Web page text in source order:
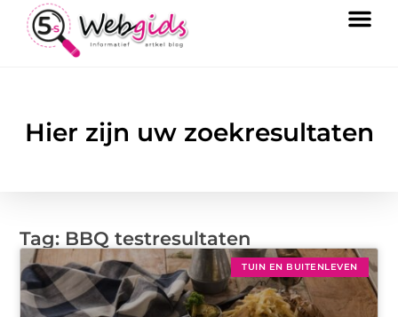
Hier zijn uw zoekresultaten
Tag: BBQ testresultaten
TUIN EN BUITENLEVEN